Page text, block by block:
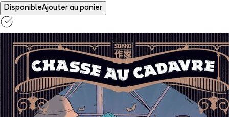
DisponibleAjouter au panier